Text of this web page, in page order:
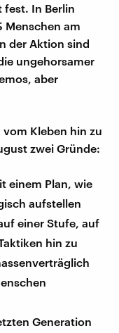
fest. In Berlin
Menschen am
der Aktion sind
ungehorsamer
aber
Kleben hin zu
zwei Gründe:
einem Plan, wie
aufstellen
einer Stufe, auf
hin zu
Generation